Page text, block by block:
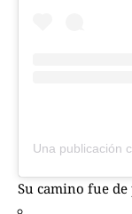
Su camino fue